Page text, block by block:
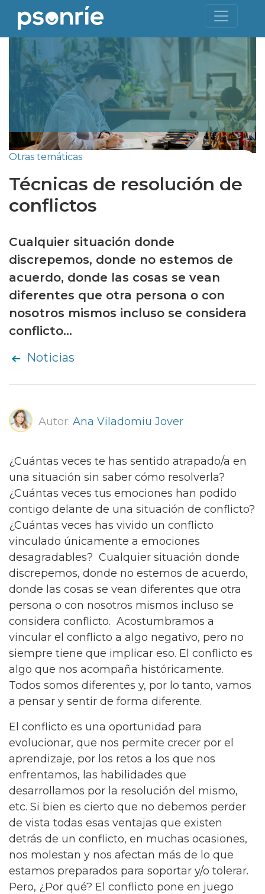
Otras temáticas
Técnicas de resolución de
conflictos
Cualquier situación donde
discrepemos, donde no estemos de
acuerdo, donde las cosas se vean
diferentes que otra persona o con
nosotros mismos incluso se considera
conflicto...
Noticias
Autor: Ana Viladomiu Jover
¿Cuántas veces te has sentido atrapado/a en
una situación sin saber cómo resolverla?
¿Cuántas veces tus emociones han podido
contigo delante de una situación de conflicto?
¿Cuántas veces has vivido un conflicto
vinculado únicamente a emociones
desagradables? Cualquier situación donde
discrepemos, donde no estemos de acuerdo,
donde las cosas se vean diferentes que otra
persona o con nosotros mismos incluso se
considera conflicto. Acostumbramos a
vincular el conflicto a algo negativo, pero no
siempre tiene que implicar eso. El conflicto es
algo que nos acompaña históricamente.
Todos somos diferentes y, por lo tanto, vamos
a pensar y sentir de forma diferente.
El conflicto es una oportunidad para
evolucionar, que nos permite crecer por el
aprendizaje, por los retos a los que nos
enfrentamos, las habilidades que
desarrollamos por la resolución del mismo,
etc. Si bien es cierto que no debemos perder
de vista todas esas ventajas que existen
detrás de un conflicto, en muchas ocasiones,
nos molestan y nos afectan más de lo que
estamos preparados para soportar y/o tolerar.
Pero, ¿Por qué? El conflicto pone en juego